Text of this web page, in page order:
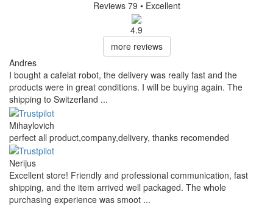
Reviews 79 • Excellent
4.9
more reviews
Andres
I bought a cafelat robot, the delivery was really fast and the
products were in great conditions. I will be buying again. The
shipping to Switzerland ...
Mihaylovich
perfect all product,company,delivery, thanks recomended
Nerijus
Excellent store! Friendly and professional communication, fast
shipping, and the item arrived well packaged. The whole
purchasing experience was smoot ...